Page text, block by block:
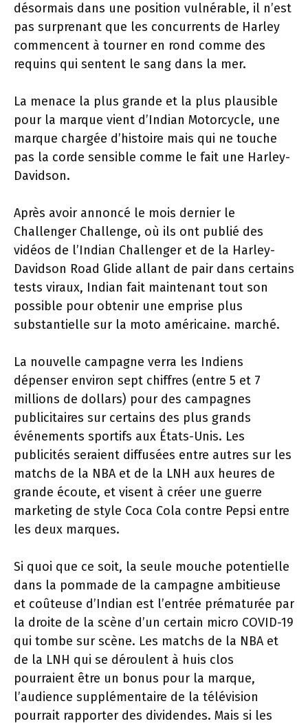
désormais dans une position vulnérable, il n’est
pas surprenant que les concurrents de Harley
commencent à tourner en rond comme des
requins qui sentent le sang dans la mer.
La menace la plus grande et la plus plausible
pour la marque vient d’Indian Motorcycle, une
marque chargée d’histoire mais qui ne touche
pas la corde sensible comme le fait une Harley-
Davidson.
Après avoir annoncé le mois dernier le
Challenger Challenge, où ils ont publié des
vidéos de l’Indian Challenger et de la Harley-
Davidson Road Glide allant de pair dans certains
tests viraux, Indian fait maintenant tout son
possible pour obtenir une emprise plus
substantielle sur la moto américaine. marché.
La nouvelle campagne verra les Indiens
dépenser environ sept chiffres (entre 5 et 7
millions de dollars) pour des campagnes
publicitaires sur certains des plus grands
événements sportifs aux États-Unis. Les
publicités seraient diffusées entre autres sur les
matchs de la NBA et de la LNH aux heures de
grande écoute, et visent à créer une guerre
marketing de style Coca Cola contre Pepsi entre
les deux marques.
Si quoi que ce soit, la seule mouche potentielle
dans la pommade de la campagne ambitieuse
et coûteuse d’Indian est l’entrée prématurée par
la droite de la scène d’un certain micro COVID-19
qui tombe sur scène. Les matchs de la NBA et
de la LNH qui se déroulent à huis clos
pourraient être un bonus pour la marque,
l’audience supplémentaire de la télévision
pourrait rapporter des dividendes. Mais si les